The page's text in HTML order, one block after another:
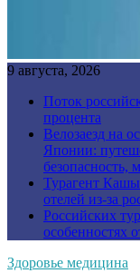
9 августа, 2026
Поток
процента
Велозаезд на
Японии:
безопасность,
Турагент
отелей из-за
Российских
особенностях
Здоровье медицина